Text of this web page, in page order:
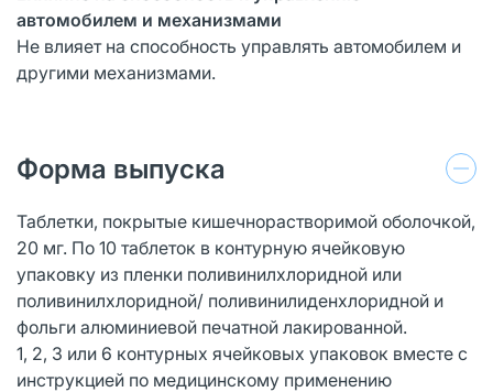
автомобилем и механизмами
Не влияет на способность управлять автомобилем и
другими механизмами.
Форма выпуска
Таблетки, покрытые кишечнорастворимой оболочкой,
20 мг. По 10 таблеток в контурную ячейковую
упаковку из пленки поливинилхлоридной или
поливинилхлоридной/ поливинилиденхлоридной и
фольги алюминиевой печатной лакированной.
1, 2, 3 или 6 контурных ячейковых упаковок вместе с
инструкцией по медицинскому применению